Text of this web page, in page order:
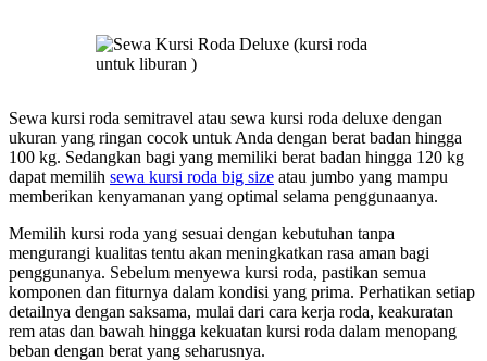
Sewa kursi roda semitravel atau sewa kursi roda deluxe dengan
ukuran yang ringan cocok untuk Anda dengan berat badan hingga
100 kg. Sedangkan bagi yang memiliki berat badan hingga 120 kg
dapat memilih sewa kursi roda big size atau jumbo yang mampu
memberikan kenyamanan yang optimal selama penggunaanya.
Memilih kursi roda yang sesuai dengan kebutuhan tanpa
mengurangi kualitas tentu akan meningkatkan rasa aman bagi
penggunanya. Sebelum menyewa kursi roda, pastikan semua
komponen dan fiturnya dalam kondisi yang prima. Perhatikan setiap
detailnya dengan saksama, mulai dari cara kerja roda, keakuratan
rem atas dan bawah hingga kekuatan kursi roda dalam menopang
beban dengan berat yang seharusnya.